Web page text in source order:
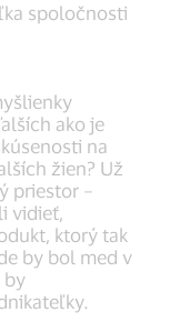
spoločnosti
ako je
na
žien? Už
priestor –
vidieť,
ktorý tak
by bol med v
by